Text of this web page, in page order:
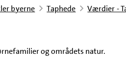
byerne Taphede Værdier -
og områdets natur.